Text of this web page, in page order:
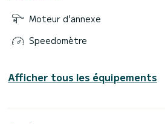
Moteur d'annexe
Speedomètre
Afficher tous les équipements